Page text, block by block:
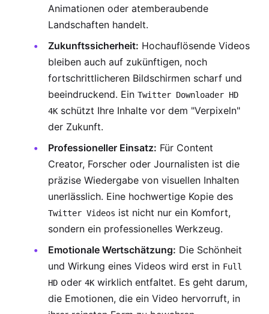
Animationen oder atemberaubende
Landschaften handelt.
Zukunftssicherheit: Hochauflösende Videos
bleiben auch auf zukünftigen, noch
fortschrittlicheren Bildschirmen scharf und
beeindruckend. Ein Twitter Downloader HD
4K schützt Ihre Inhalte vor dem "Verpixeln"
der Zukunft.
Professioneller Einsatz: Für Content
Creator, Forscher oder Journalisten ist die
präzise Wiedergabe von visuellen Inhalten
unerlässlich. Eine hochwertige Kopie des
Twitter Videos ist nicht nur ein Komfort,
sondern ein professionelles Werkzeug.
Emotionale Wertschätzung: Die Schönheit
und Wirkung eines Videos wird erst in Full
HD oder 4K wirklich entfaltet. Es geht darum,
die Emotionen, die ein Video hervorruft, in